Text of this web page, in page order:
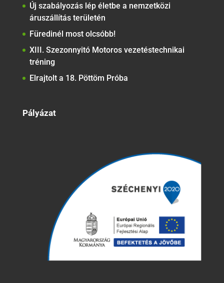
Új szabályozás lép életbe a nemzetközi
áruszállítás területén
Füredinél most olcsóbb!
XIII. Szezonnyitó Motoros vezetéstechnikai
tréning
Elrajtolt a 18. Pöttöm Próba
Pályázat